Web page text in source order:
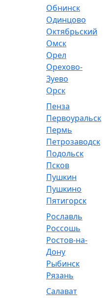
Обнинск
Одинцово
Октябрьский
Омск
Орел
Орехово-
Зуево
Орск
Пенза
Первоуральск
Пермь
Петрозаводск
Подольск
Псков
Пушкин
Пушкино
Пятигорск
Рославль
Россошь
Ростов-на-
Дону
Рыбинск
Рязань
Салават